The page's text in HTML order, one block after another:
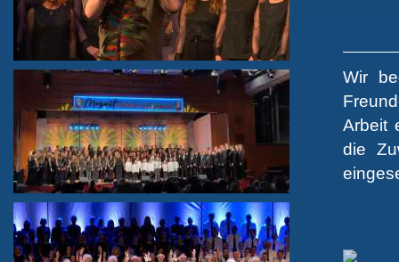
Wir
Arbeit
die